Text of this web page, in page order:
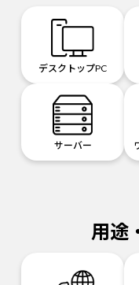
デスクトップPC
サーバー
用途